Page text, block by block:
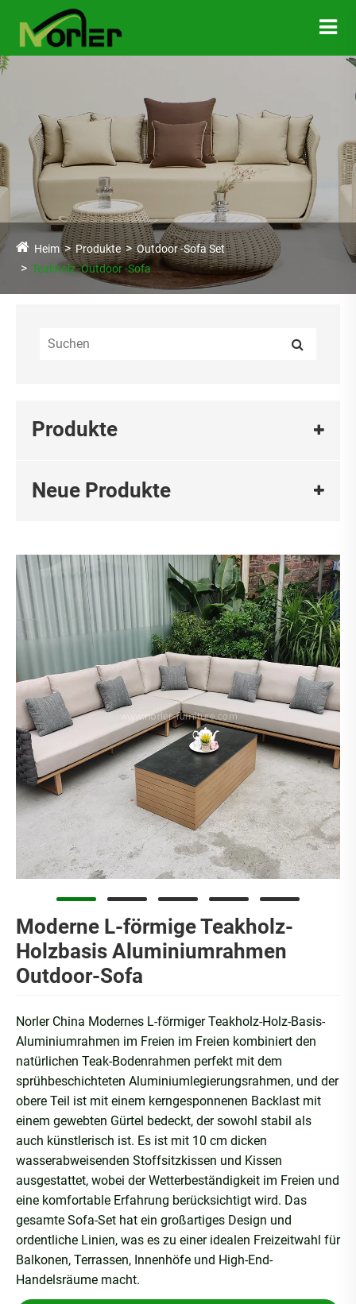
Heim Produkte
Outdoor -Sofa Set
Teakholz -Outdoor -Sofa
Produkte
Neue Produkte
Moderne L-förmige Teakholz-
Holzbasis Aluminiumrahmen
Outdoor-Sofa
Norler China Modernes L-förmiger Teakholz-Holz-Basis-
Aluminiumrahmen im Freien im Freien kombiniert den
natürlichen Teak-Bodenrahmen perfekt mit dem
sprühbeschichteten Aluminiumlegierungsrahmen, und der
obere Teil ist mit einem kerngesponnenen Backlast mit
einem gewebten Gürtel bedeckt, der sowohl stabil als
auch künstlerisch ist. Es ist mit 10 cm dicken
wasserabweisenden Stoffsitzkissen und Kissen
ausgestattet, wobei der Wetterbeständigkeit im Freien und
eine komfortable Erfahrung berücksichtigt wird. Das
gesamte Sofa-Set hat ein großartiges Design und
ordentliche Linien, was es zu einer idealen Freizeitwahl für
Balkonen, Terrassen, Innenhöfe und High-End-
Handelsräume macht.